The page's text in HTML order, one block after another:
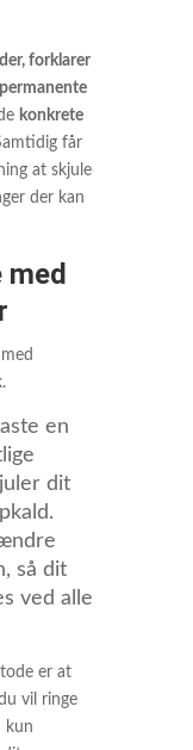
forklarer
konkrete
får
at skjule
der kan
med
en
dit
så dit
ved alle
er at
vil ringe
kun